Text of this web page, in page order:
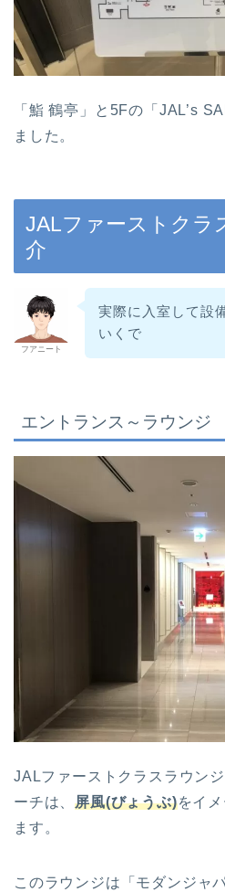
「鮨 鶴亭」と5Fの「JAL’s
ました。
JALファーストクラ
介
フアニート
実際に入室して設
いくで
エントランス～ラウンジ
JALファーストクラスラウン
ーチは、屏風(びょうぶ)をイ
ます。
このラウンジは「モダンジャ